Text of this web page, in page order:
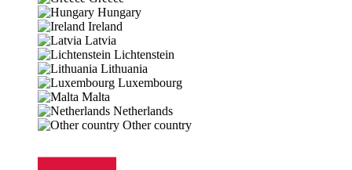
Hungary
Ireland
Latvia
Lichtenstein
Lithuania
Luxembourg
Malta
Netherlands
Other country